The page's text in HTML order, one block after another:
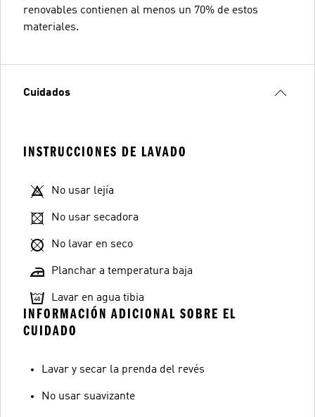
renovables contienen al menos un 70% de estos
materiales.
Cuidados
INSTRUCCIONES DE LAVADO
No usar lejía
No usar secadora
No lavar en seco
Planchar a temperatura baja
Lavar en agua tibia
INFORMACIÓN ADICIONAL SOBRE EL
CUIDADO
Lavar y secar la prenda del revés
No usar suavizante